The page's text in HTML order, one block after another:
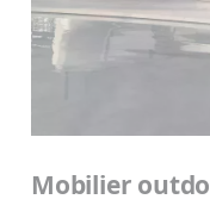
début
Mobilier